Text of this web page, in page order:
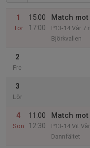
1
Tor
15:00
17:00
Match
P13-14 Vår 7
Björkvallen
2
Fre
3
Lör
4
Sön
11:00
12:30
Match
P13-14 Vit
Dannfältet